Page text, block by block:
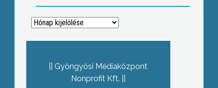
Archívum
Gyöngyösi Médiaközpont
Nonprofit Kft.